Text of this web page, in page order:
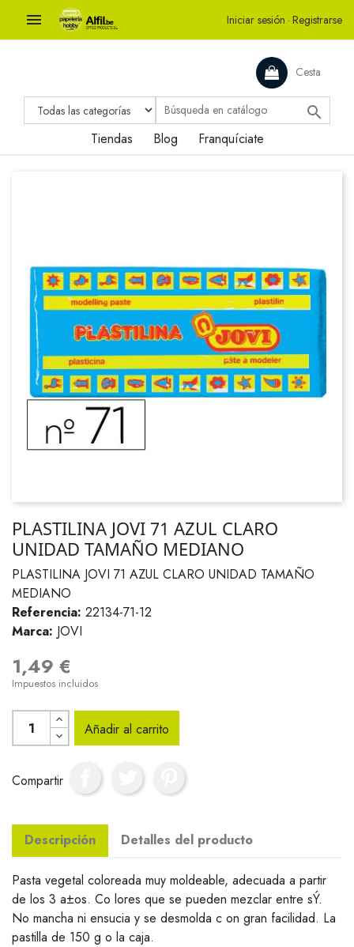
 Iniciar sesión · Registrarse
Cesta

Tiendas Blog Franquíciate
PLASTILINA JOVI 71 AZUL CLARO
UNIDAD TAMAÑO MEDIANO
PLASTILINA JOVI 71 AZUL CLARO UNIDAD TAMAÑO
MEDIANO
Referencia: 22134-71-12
Marca: JOVI
1,49 €
Impuestos incluidos
Añadir al carrito
Compartir
Descripción Detalles del producto
Pasta vegetal coloreada muy moldeable, adecuada a partir
de los 3 a±os. Co lores que se pueden mezclar entre sÝ.
No mancha ni ensucia y se desmolda c on gran facilidad. La
pastilla de 150 g o la caja.